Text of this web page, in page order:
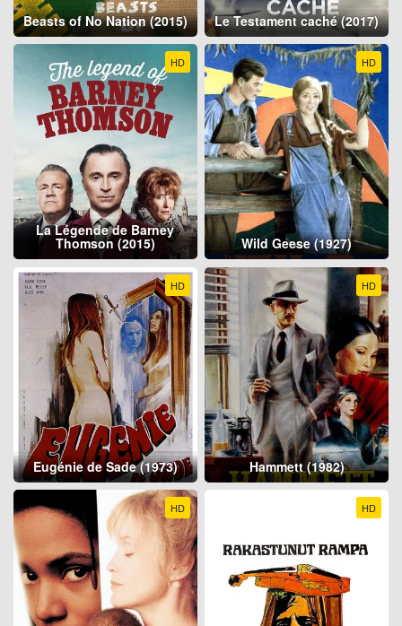
Beasts of No Nation (2015) Le Testament caché (2017)
HD
La Légende de Barney
Thomson (2015)
HD
Wild Geese (1927)
HD
Eugénie de Sade (1973)
HD
Hammett (1982)
HD HD